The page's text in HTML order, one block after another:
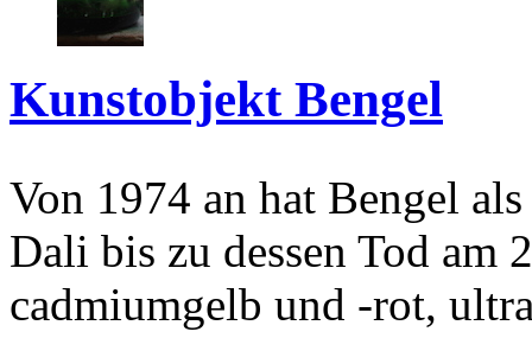
Kunstobjekt Bengel
Von 1974 an hat Bengel
Dali bis zu dessen Tod am
cadmiumgelb und -rot,